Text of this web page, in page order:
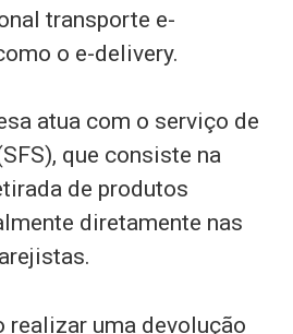
transporte e-
o e-delivery.
atua com o serviço de
que consiste na
de produtos
diretamente nas
realizar uma devolução